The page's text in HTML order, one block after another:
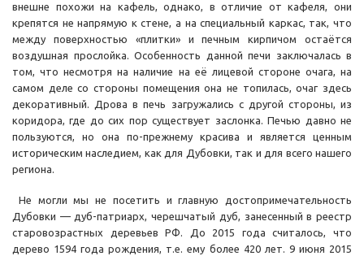
внешне похожи на кафель, однако, в отличие от кафеля, они
крепятся не напрямую к стене, а на специальный каркас, так, что
между поверхностью «плитки» и печным кирпичом остаётся
воздушная прослойка. Особенность данной печи заключалась в
том, что несмотря на наличие на её лицевой стороне очага, на
самом деле со стороны помещения она не топилась, очаг здесь
декоративный. Дрова в печь загружались с другой стороны, из
коридора, где до сих пор существует заслонка. Печью давно не
пользуются, но она по-прежнему красива и является ценным
историческим наследием, как для Дубовки, так и для всего нашего
региона.
Не могли мы не посетить и главную достопримечательность
Дубовки — дуб-патриарх, черешчатый дуб, занесенный в реестр
старовозрастных деревьев РФ. До 2015 года считалось, что
дерево 1594 года рождения, т.е. ему более 420 лет. 9 июня 2015